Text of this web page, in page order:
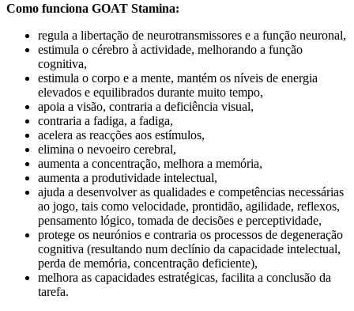
Como funciona GOAT Stamina:
regula a libertação de neurotransmissores e a função neuronal,
estimula o cérebro à actividade, melhorando a função
cognitiva,
estimula o corpo e a mente, mantém os níveis de energia
elevados e equilibrados durante muito tempo,
apoia a visão, contraria a deficiência visual,
contraria a fadiga, a fadiga,
acelera as reacções aos estímulos,
elimina o nevoeiro cerebral,
aumenta a concentração, melhora a memória,
aumenta a produtividade intelectual,
ajuda a desenvolver as qualidades e competências necessárias
ao jogo, tais como velocidade, prontidão, agilidade, reflexos,
pensamento lógico, tomada de decisões e perceptividade,
protege os neurónios e contraria os processos de degeneração
cognitiva (resultando num declínio da capacidade intelectual,
perda de memória, concentração deficiente),
melhora as capacidades estratégicas, facilita a conclusão da
tarefa.